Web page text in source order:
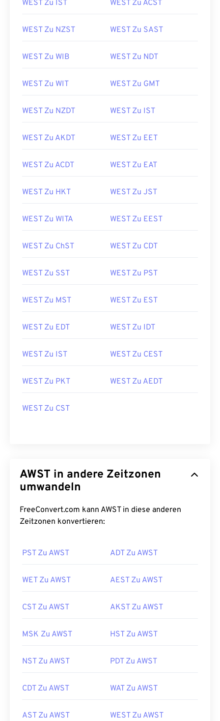
WEST Zu IST WEST Zu ACST
WEST Zu NZST WEST Zu SAST
WEST Zu WIB WEST Zu NDT
WEST Zu WIT WEST Zu GMT
WEST Zu NZDT WEST Zu IST
WEST Zu AKDT WEST Zu EET
WEST Zu ACDT WEST Zu EAT
WEST Zu HKT WEST Zu JST
WEST Zu WITA WEST Zu EEST
WEST Zu ChST WEST Zu CDT
WEST Zu SST WEST Zu PST
WEST Zu MST WEST Zu EST
WEST Zu EDT WEST Zu IDT
WEST Zu IST WEST Zu CEST
WEST Zu PKT WEST Zu AEDT
WEST Zu CST
AWST in andere Zeitzonen
umwandeln
FreeConvert.com kann AWST in diese anderen
Zeitzonen konvertieren:
PST Zu AWST ADT Zu AWST
WET Zu AWST AEST Zu AWST
CST Zu AWST AKST Zu AWST
MSK Zu AWST HST Zu AWST
NST Zu AWST PDT Zu AWST
CDT Zu AWST WAT Zu AWST
AST Zu AWST WEST Zu AWST